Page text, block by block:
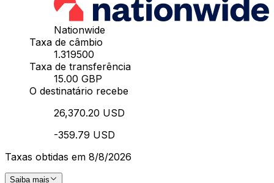
Nationwide
Taxa de câmbio
1.319500
Taxa de transferência
15.00 GBP
O destinatário recebe
26,370.20 USD
-359.79 USD
Taxas obtidas em 8/8/2026
Saiba mais